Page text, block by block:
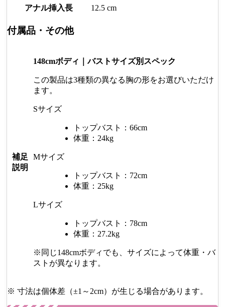
アナル挿入長 12.5 cm
付属品・その他
補足
説明
148cmボディ｜バストサイズ別スペック
この製品は3種類の異なる胸の形をお選びいただけ
ます。
Sサイズ
トップバスト：66cm
体重：24kg
Mサイズ
トップバスト：72cm
体重：25kg
Lサイズ
トップバスト：78cm
体重：27.2kg
※同じ148cmボディでも、サイズによって体重・バ
ストが異なります。
※ 寸法は個体差（±1～2cm）が生じる場合があります。